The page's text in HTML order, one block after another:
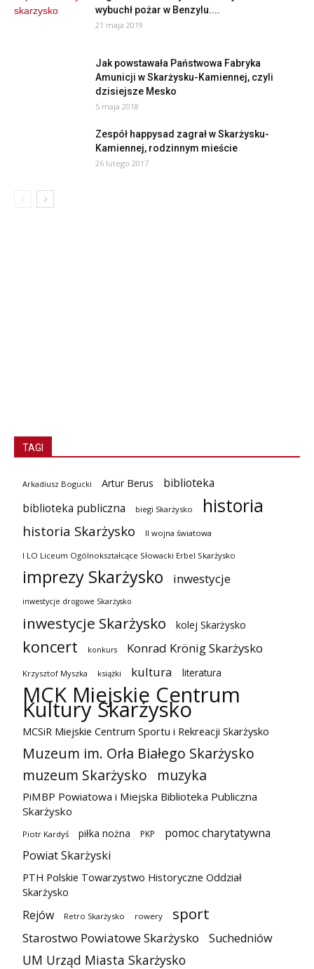
wybuchł pożar w Benzylu....
21 maja 2019
Jak powstawała Państwowa Fabryka
Amunicji w Skarżysku-Kamiennej, czyli
dzisiejsze Mesko
5 maja 2018
Zespół happysad zagrał w Skarżysku-
Kamiennej, rodzinnym mieście
26 lutego 2017
TAGI
Arkadiusz Bogucki Artur Berus
biblioteka
biblioteka publiczna
biegi Skarżysko historia
historia Skarżysko II wojna światowa
I LO Liceum Ogólnokształcące Słowacki Erbel Skarżysko
imprezy Skarżysko inwestycje
inwestycje drogowe Skarżysko
inwestycje Skarżysko kolej Skarżysko
koncert konkurs Konrad Krönig Skarżysko
Krzysztof Myszka książki kultura literatura
MCK Miejskie Centrum
Kultury Skarżysko
MCSiR Miejskie Centrum Sportu i Rekreacji Skarżysko
Muzeum im. Orła Białego Skarżysko
muzeum Skarżysko
muzyka
PiMBP Powiatowa i Miejska Biblioteka Publiczna
Skarżysko
Piotr Kardyś piłka nożna PKP
pomoc charytatywna
Powiat Skarżyski
PTH Polskie Towarzystwo Historyczne Oddział
Skarżysko
Rejów Retro Skarżysko rowery sport
Starostwo Powiatowe Skarżysko Suchedniów
UM Urząd Miasta Skarżysko